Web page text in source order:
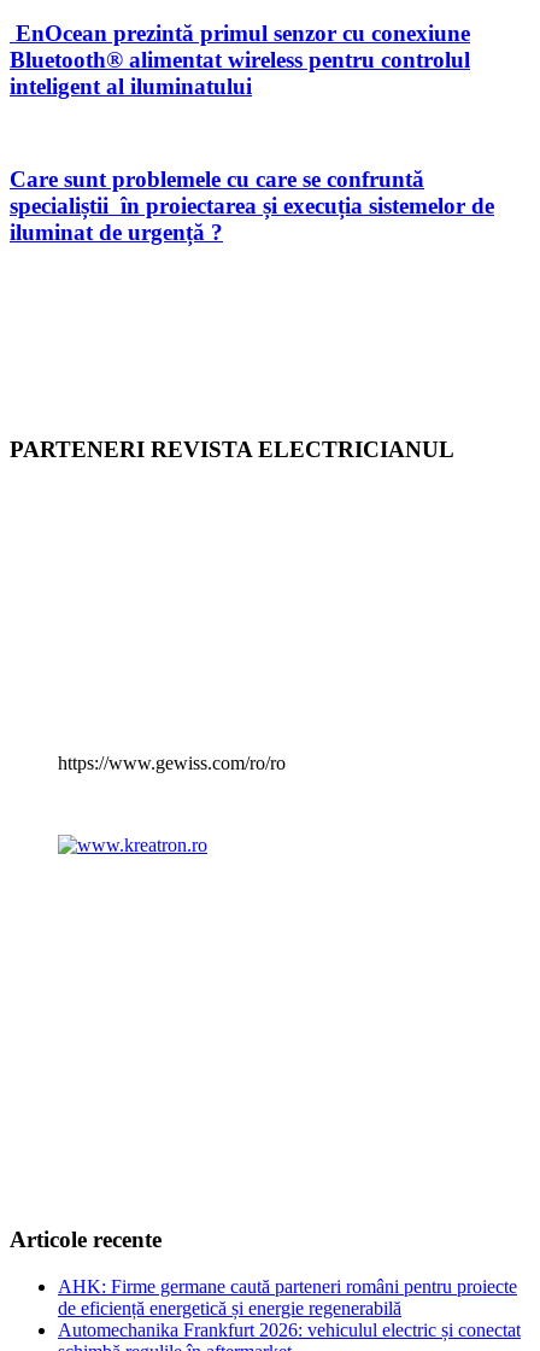
EnOcean prezintă primul senzor cu conexiune
Bluetooth® alimentat wireless pentru controlul
inteligent al iluminatului
Care sunt problemele cu care se confruntă
specialiștii în proiectarea și execuția sistemelor de
iluminat de urgență ?
PARTENERI REVISTA ELECTRICIANUL
https://www.gewiss.com/ro/ro
Articole recente
AHK: Firme germane caută parteneri români pentru proiecte
de eficiență energetică și energie regenerabilă
Automechanika Frankfurt 2026: vehiculul electric și conectat